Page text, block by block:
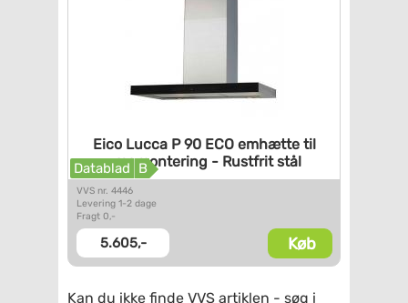
Eico Lucca P 90 ECO emhættetil
vægmontering - Rustfritstål
Datablad B
VVS nr. 4446
Levering 1-2 dage
Fragt 0,-
5.605,- Køb
Kan du ikke finde VVS artiklen - søg i